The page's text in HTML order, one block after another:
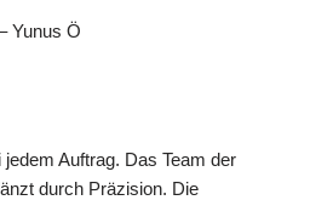
Yunus Ö
Auftrag. Das Team der
durch Präzision. Die